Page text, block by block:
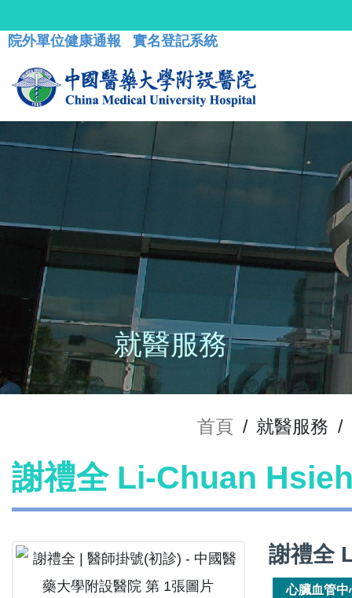
院外單位健康通報 實名登記系統
就醫服務
首頁 / 就醫服務 /
謝禮全 Li-Chuan
謝禮全
心臟血管中